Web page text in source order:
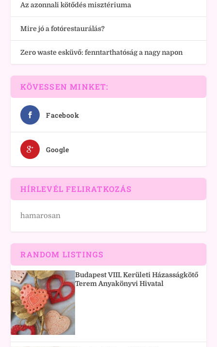
Az azonnali kötődés misztériuma
Mire jó a fotórestaurálás?
Zero waste esküvő: fenntarthatóság a nagy napon
KÖVESSEN MINKET:
Facebook
Google
HÍRLEVÉL FELIRATKOZÁS
hamarosan
RANDOM LISTINGS
Budapest VIII. Kerületi Házasságkötő
Terem Anyakönyvi Hivatal